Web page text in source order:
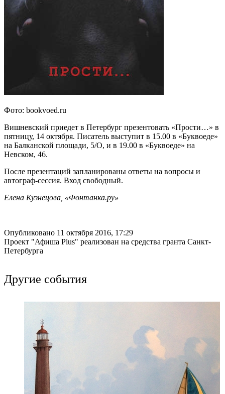
Фото: bookvoed.ru
Вишневский приедет в Петербург презентовать «Прости…» в
пятницу, 14 октября. Писатель выступит в 15.00 в «Буквоеде»
на Балканской площади, 5/О, и в 19.00 в «Буквоеде» на
Невском, 46.
После презентаций запланированы ответы на вопросы и
автограф-сессия. Вход свободный.
Елена Кузнецова, «Фонтанка.ру»
Опубликовано 11 октября 2016, 17:29
Проект "Афиша Plus" реализован на средства гранта Санкт-
Петербурга
Другие события